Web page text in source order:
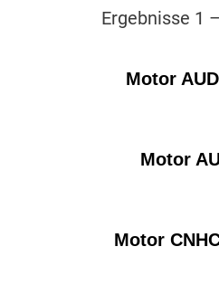
Ergebnisse 1
Motor
Motor
Motor